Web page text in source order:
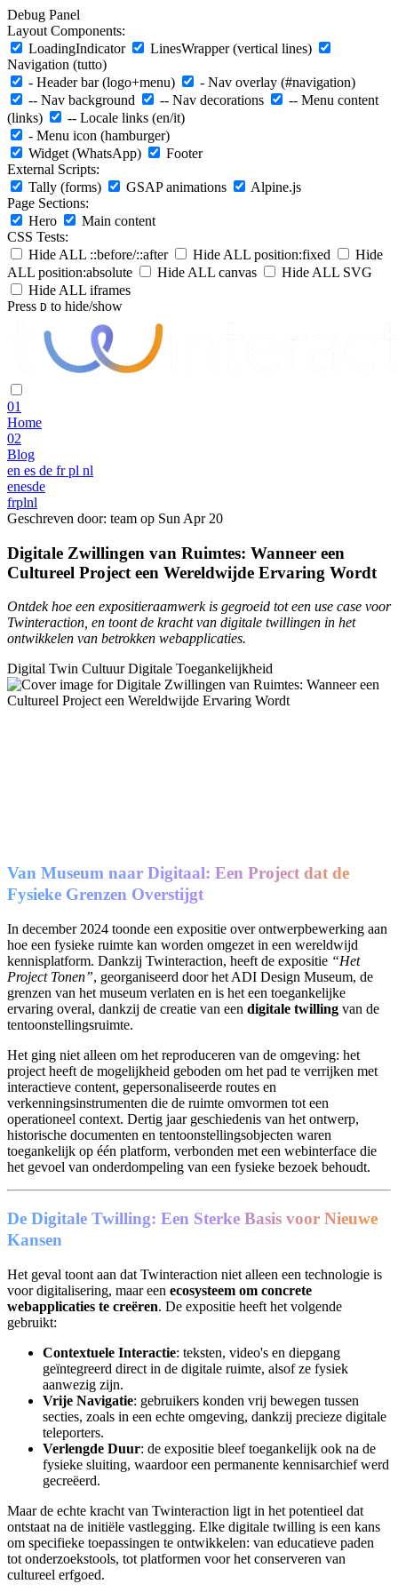
Debug Panel
Layout Components:
LoadingIndicator
LinesWrapper (vertical lines)
Navigation (tutto)
- Header bar (logo+menu)
- Nav overlay (#navigation)
-- Nav background
-- Nav decorations
-- Menu content
(links)
-- Locale links (en/it)
- Menu icon (hamburger)
Widget (WhatsApp)
Footer
External Scripts:
Tally (forms)
GSAP animations
Alpine.js
Page Sections:
Hero
Main content
CSS Tests:
Hide ALL ::before/::after
Hide ALL position:fixed
Hide
ALL position:absolute
Hide ALL canvas
Hide ALL SVG
Hide ALL iframes
Press D to hide/show
01
Home
02
Blog
en es de fr pl nl
enesde
frplnl
Geschreven door: team op Sun Apr 20
Digitale Zwillingen van Ruimtes: Wanneer een
Cultureel Project een Wereldwijde Ervaring Wordt
Ontdek hoe een expositieraamwerk is gegroeid tot een use case voor
Twinteraction, en toont de kracht van digitale twillingen in het
ontwikkelen van betrokken webapplicaties.
Digital Twin CultuurDigitale Toegankelijkheid
Van Museum naar Digitaal: Een Project dat de
Fysieke Grenzen Overstijgt
In december 2024 toonde een expositie over ontwerpbewerking aan
hoe een fysieke ruimte kan worden omgezet in een wereldwijd
kennisplatform. Dankzij Twinteraction, heeft de expositie “Het
Project Tonen”, georganiseerd door het ADI Design Museum, de
grenzen van het museum verlaten en is het een toegankelijke
ervaring overal, dankzij de creatie van een digitale twilling van de
tentoonstellingsruimte.
Het ging niet alleen om het reproduceren van de omgeving: het
project heeft de mogelijkheid geboden om het pad te verrijken met
interactieve content, gepersonaliseerde routes en
verkenningsinstrumenten die de ruimte omvormen tot een
operationeel context. Dertig jaar geschiedenis van het ontwerp,
historische documenten en tentoonstellingsobjecten waren
toegankelijk op één platform, verbonden met een webinterface die
het gevoel van onderdompeling van een fysieke bezoek behoudt.
De Digitale Twilling: Een Sterke Basis voor Nieuwe
Kansen
Het geval toont aan dat Twinteraction niet alleen een technologie is
voor digitalisering, maar een ecosysteem om concrete
webapplicaties te creëren. De expositie heeft het volgende
gebruikt:
Contextuele Interactie: teksten, video's en diepgang
geïntegreerd direct in de digitale ruimte, alsof ze fysiek
aanwezig zijn.
Vrije Navigatie: gebruikers konden vrij bewegen tussen
secties, zoals in een echte omgeving, dankzij precieze digitale
teleporters.
Verlengde Duur: de expositie bleef toegankelijk ook na de
fysieke sluiting, waardoor een permanente kennisarchief werd
gecreëerd.
Maar de echte kracht van Twinteraction ligt in het potentieel dat
ontstaat na de initiële vastlegging. Elke digitale twilling is een kans
om specifieke toepassingen te ontwikkelen: van educatieve paden
tot onderzoekstools, tot platformen voor het conserveren van
cultureel erfgoed.